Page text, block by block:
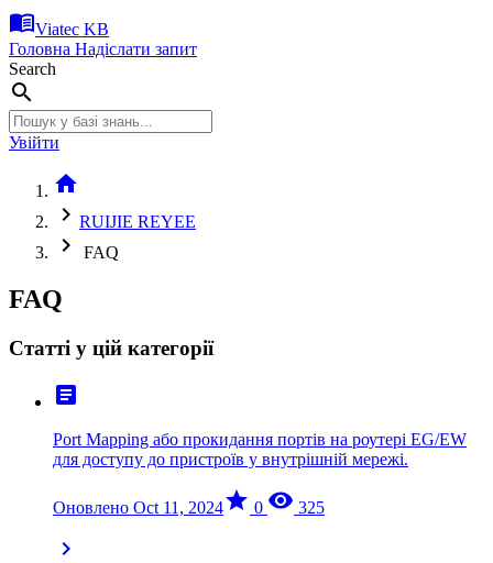
menu_bookViatec KB
Головна Надіслати запит
Search
search
Увійти
home
chevron_right RUIJIE REYEE
chevron_right FAQ
FAQ
Статті у цій категорії
article
Port Mapping або прокидання портів на роутері EG/EW
для доступу до пристроїв у внутрішній мережі.
Оновлено Oct 11, 2024star 0 visibility 325
chevron_right